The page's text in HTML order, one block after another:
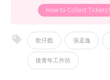
How to Collect Tickets?
歌仔戲 張孟逸
後青年工作坊